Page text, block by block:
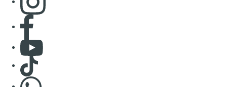
Consulter page Facebook
Consulter Youtube
Consulter TikTok